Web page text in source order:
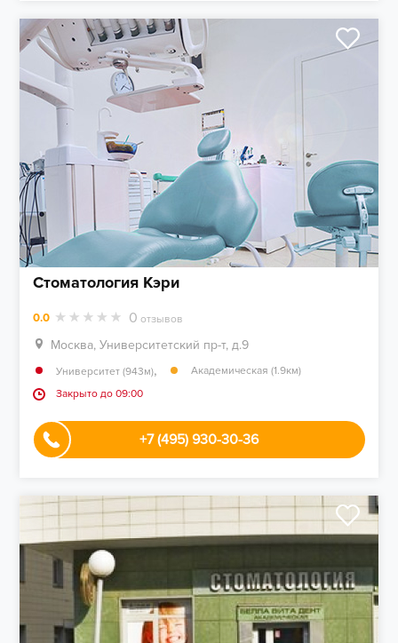
Стоматология Кэри
0.0 0 отзывов
Москва, Университетский пр-т, д.9
Университет (943м),
Академическая (1.9км)
Закрыто до 09:00
+7 (495) 930-30-36